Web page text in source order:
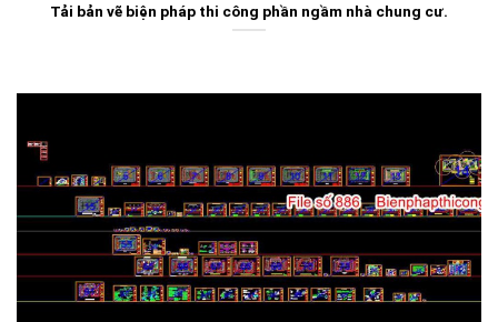
Tải bản vẽ biện pháp thi công phần ngầm nhà chung cư.